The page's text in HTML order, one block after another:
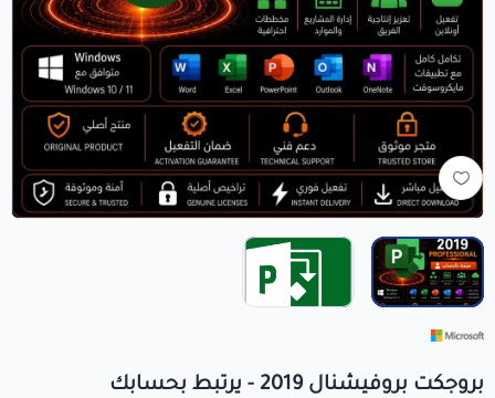
بروجكت بروفيشنال 2019 - يرتبط بحسابك
+966560492549
+966560492549
info@crezykey.com